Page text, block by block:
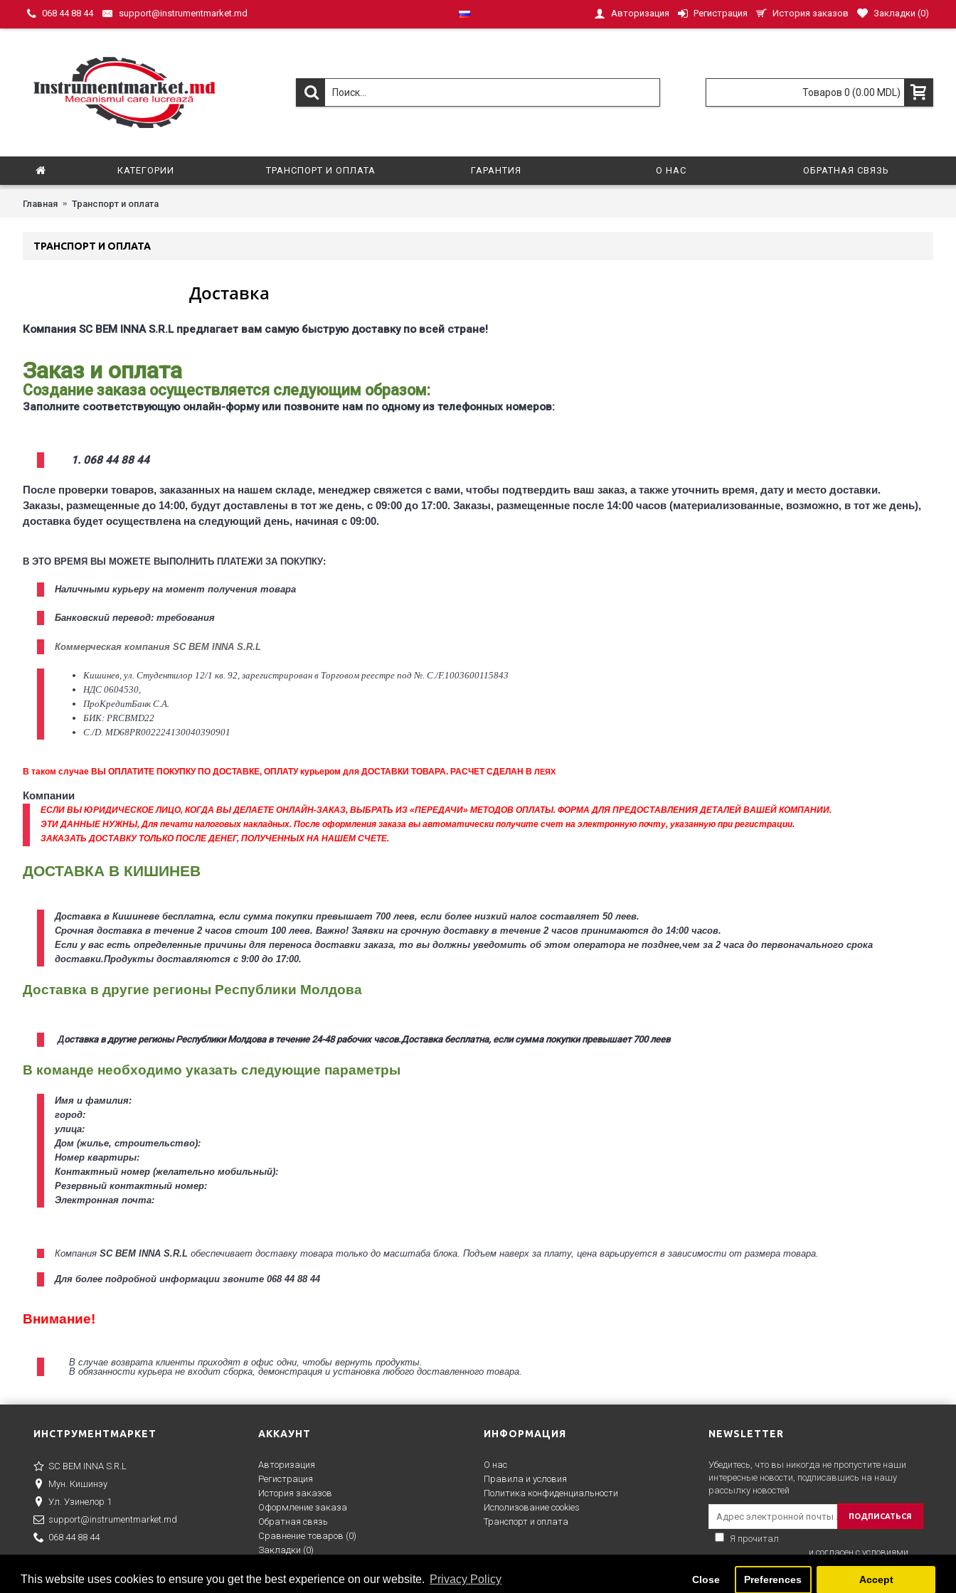
This website uses cookies to ensure you get the best experience on our website. Privacy Policy Close Preferences Accept
068 44 88 44 support@instrumentmarket.md Авторизация Регистрация История заказов Закладки (0)
Товаров 0 (0.00 MDL)
КАТЕГОРИИ ТРАНСПОРТ И ОПЛАТА ГАРАНТИЯ О НАС ОБРАТНАЯ СВЯЗЬ
Главная Транспорт и оплата
ТРАНСПОРТ И ОПЛАТА
Доставка
Компания SC BEM INNA S.R.L предлагает вам самую быструю доставку по всей стране!
Заказ и оплата
Создание заказа осуществляется следующим образом:
Заполните соответствующую онлайн-форму или позвоните нам по одному из телефонных номеров:
068 44 88 44
После проверки товаров, заказанных на нашем складе, менеджер свяжется с вами, чтобы подтвердить ваш заказ, а также уточнить время, дату и место доставки.
Заказы, размещенные до 14:00, будут доставлены в тот же день, с 09:00 до 17:00. Заказы, размещенные после 14:00 часов (материализованные, возможно, в тот же день),
доставка будет осуществлена ​​на следующий день, начиная с 09:00.
В ЭТО ВРЕМЯ ВЫ МОЖЕТЕ ВЫПОЛНИТЬ ПЛАТЕЖИ ЗА ПОКУПКУ:
Наличными курьеру на момент получения товара
Банковский перевод: требования
Коммерческая компания SC BEM INNA S.R.L
Кишинев, ул. Студентилор 12/1 кв. 92, зарегистрирован в Торговом реестре под №. C./F.1003600115843
НДС 0604530,
ПроКредитБанк С.А.
БИК: PRCBMD22
C./D. MD68PR002224130040390901
В таком случае ВЫ ОПЛАТИТЕ ПОКУПКУ ПО ДОСТАВКЕ, ОПЛАТУ курьером для ДОСТАВКИ ТОВАРА. РАСЧЕТ СДЕЛАН В ЛЕЯХ
Компании
ЕСЛИ ВЫ ЮРИДИЧЕСКОЕ ЛИЦО, КОГДА ВЫ ДЕЛАЕТЕ ОНЛАЙН-ЗАКАЗ, ВЫБРАТЬ ИЗ «ПЕРЕДАЧИ» МЕТОДОВ ОПЛАТЫ. ФОРМА ДЛЯ ПРЕДОСТАВЛЕНИЯДЕТАЛЕЙ ВАШЕЙ КОМПАНИИ.
ЭТИ ДАННЫЕ НУЖНЫ, Для печати налоговых накладных. После оформления заказа вы автоматически получите счет на электронную почту, указанную при регистрации.
ЗАКАЗАТЬ ДОСТАВКУ ТОЛЬКО ПОСЛЕ ДЕНЕГ, ПОЛУЧЕННЫХ НА НАШЕМ СЧЕТЕ.
ДОСТАВКА В КИШИНЕВ
Доставка в Кишиневе бесплатна, если сумма покупки превышает 700 леев, если более низкий налог составляет 50 леев.
Срочная доставка в течение 2 часов стоит 100 леев. Важно! Заявки на срочную доставку в течение 2 часов принимаются до 14:00 часов.
Если у вас есть определенные причины для переноса доставки заказа, то вы должны уведомить об этом оператора не позднее,чем за 2 часа до первоначального срока
доставки.Продукты доставляются с 9:00 до 17:00.
Доставка в другие регионы Республики Молдова
Доставка в другие регионы Республики Молдова в течение 24-48 рабочих часов.Доставка бесплатна, если сумма покупки превышает 700 леев
В команде необходимо указать следующие параметры
Имя и фамилия:
город:
улица:
Дом (жилье, строительство):
Номер квартиры:
Контактный номер (желательно мобильный):
Резервный контактный номер:
Электронная почта:
Компания SC BEM INNA S.R.L обеспечивает доставку товара только до масштаба блока. Подъем наверх за плату, цена варьируется в зависимости от размера товара.
Для более подробной информации звоните 068 44 88 44
Внимание!
В случае возврата клиенты приходят в офис одни, чтобы вернуть продукты.
В обязанности курьера не входит сборка, демонстрация и установка любого доставленного товара.
ИНСТРУМЕНТМАРКЕТ
SC BEM INNA S.R.L
Мун. Кишинэу
Ул. Узинелор 1
support@instrumentmarket.md
068 44 88 44
АККАУНТ
Авторизация
Регистрация
История заказов
Оформление заказа
Обратная связь
Сравнение товаров (0)
Закладки (0)
ИНФОРМАЦИЯ
О нас
Правила и условия
Политика конфиденциальности
Исполизование cookies
Транспорт и оплата
NEWSLETTER
Убедитесь, что вы никогда не пропустите наши
интересные новости, подписавшись на нашу
рассылку новостей
ПОДПИСАТЬСЯ
Я прочитал
и согласен с условиями
Copyright © 2019 |Creare magazin online